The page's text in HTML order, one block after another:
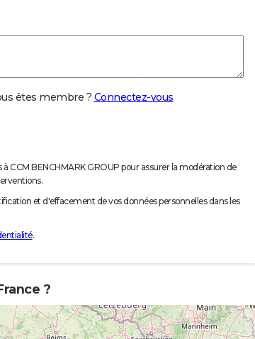
êtes membre ? Connectez-vous
CCM BENCHMARK GROUP pour assurer la modération de
et d'effacement de vos données personnelles dans les
.
?